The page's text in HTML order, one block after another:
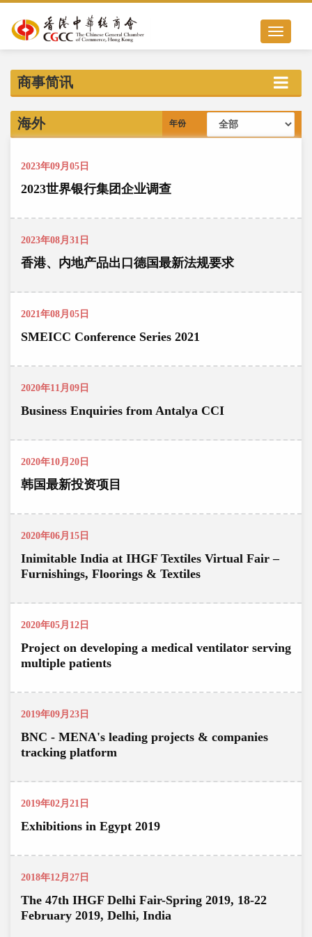
Toggle
商事简讯
海外 年份
2023年09月05日
2023世界银行集团企业调查
2023年08月31日
香港、内地产品出口德国最新法规要求
2021年08月05日
SMEICC Conference Series 2021
2020年11月09日
Business Enquiries from Antalya CCI
2020年10月20日
韩国最新投资项目
2020年06月15日
Inimitable India at IHGF Textiles Virtual Fair –
Furnishings, Floorings & Textiles
2020年05月12日
Project on developing a medical ventilator serving
multiple patients
2019年09月23日
BNC - MENA's leading projects & companies
tracking platform
2019年02月21日
Exhibitions in Egypt 2019
2018年12月27日
The 47th IHGF Delhi Fair-Spring 2019, 18-22
February 2019, Delhi, India